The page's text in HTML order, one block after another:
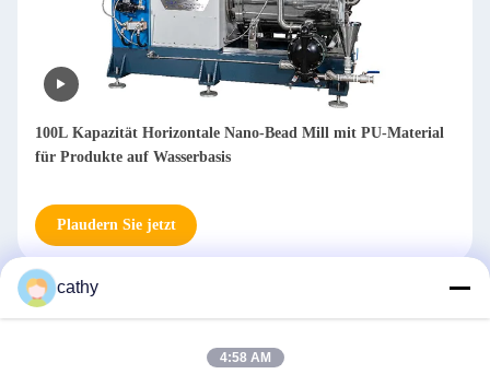
Horizontale Nano-Sandmühle aus Edelstahl 22kw 10L
Plaudern Sie jetzt
cathy
4:58 AM